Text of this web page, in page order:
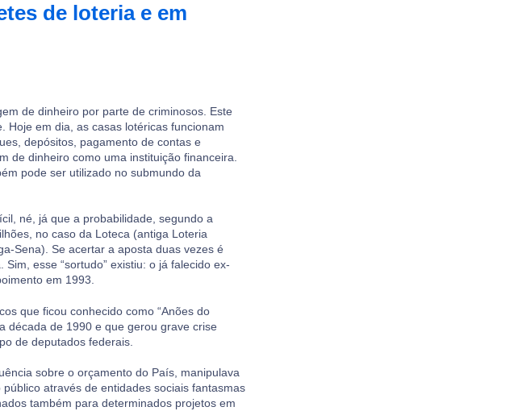
de loteria e em
de dinheiro por parte de criminosos. Este
Hoje em dia, as casas lotéricas funcionam
depósitos, pagamento de contas e
de dinheiro como uma instituição financeira.
pode ser utilizado no submundo da
né, já que a probabilidade, segundo a
no caso da Loteca (antiga Loteria
Sena). Se acertar a aposta duas vezes é
esse “sortudo” existiu: o já falecido ex-
em 1993.
que ficou conhecido como “Anões do
década de 1990 e que gerou grave crise
de deputados federais.
sobre o orçamento do País, manipulava
através de entidades sociais fantasmas
também para determinados projetos em